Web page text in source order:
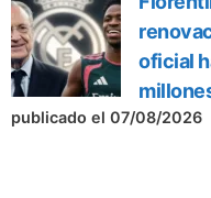
oficial
publicado el 07/08/2026